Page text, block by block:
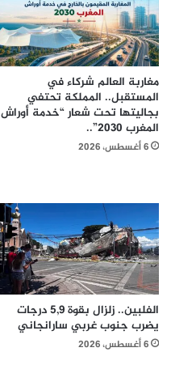
مغاربة العالم شركاء في
المستقبل.. المملكة تحتفي
بجاليتها تحت شعار “خدمة أوراش
المغرب 2030”..
6 أغسطس، 2026
الفلبين.. زلزال بقوة 5,9 درجات
يضرب جنوب غربي سارانجاني
6 أغسطس، 2026